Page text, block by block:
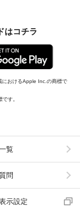
はコチラ
におけるApple Inc.の商標で
す。
覧
問
示設定